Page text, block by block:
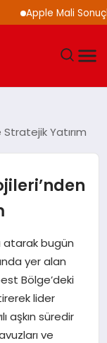
Apple Mali
Yatırım
atarak bugün
yer alan
Bölge’deki
lider
aşkın süredir
ve